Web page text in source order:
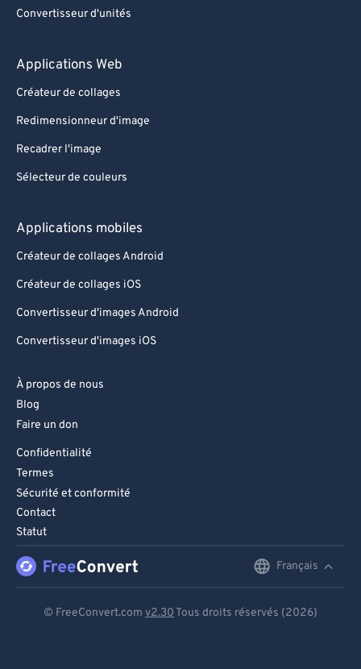
Convertisseur d'unités
Applications Web
Créateur de collages
Redimensionneur d'image
Recadrer l'image
Sélecteur de couleurs
Applications mobiles
Créateur de collages Android
Créateur de collages iOS
Convertisseur d'images Android
Convertisseur d'images iOS
À propos de nous
Blog
Faire un don
Confidentialité
Termes
Sécurité et conformité
Contact
Statut
Français
© FreeConvert.com v2.30 Tous droits réservés (2026)